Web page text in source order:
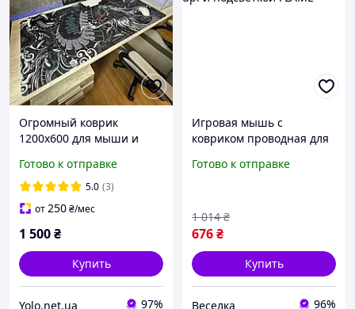
Огромный коврик
1200х600 для мыши и
Дракон на весь
компьютерный стол
игровая поверхность
Готово к отправке
5.0 (3)
от250₴/мес
1 500₴
Купить
Yolo.net.ua 97%
Игровая мышь с
ковриком проводная для
разрешением 12800 dpi и
Готово к отправке
676₴
1 014 ₴
Купить
Веселка 96%